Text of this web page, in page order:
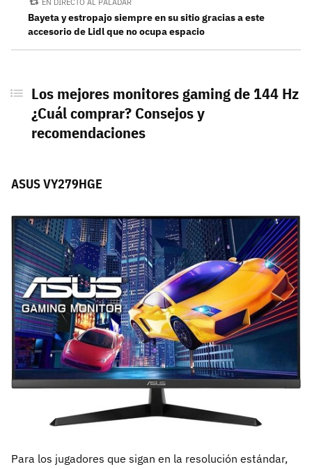
EN DIRECTO AL PALADAR
Bayeta y estropajo siempre en su sitio gracias a este
accesorio de Lidl que no ocupa espacio
Los mejores monitores gaming de 144 Hz
¿Cuál comprar? Consejos y
recomendaciones
ASUS VY279HGE
Para los jugadores que sigan en la resolución estándar,